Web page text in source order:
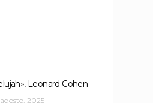
Leonard Cohen
2025